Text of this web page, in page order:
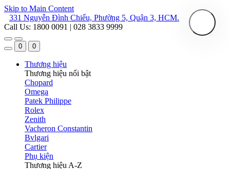
Skip to Main Content
331 Nguyễn Đình Chiểu, Phường 5, Quận 3, HCM.
Call Us: 1800 0091 | 028 3833 9999
0 0
Thương hiệu
Thương hiệu nổi bật
Chopard
Omega
Patek Philippe
Rolex
Zenith
Vacheron Constantin
Bvlgari
Cartier
Phụ kiện
Thương hiệu A-Z